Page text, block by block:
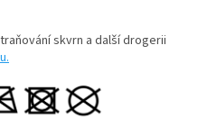
skvrn a další drogerii